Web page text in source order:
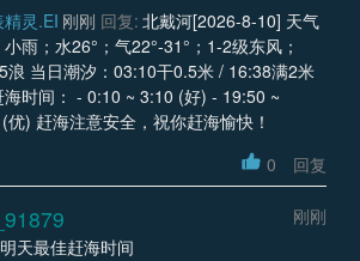
灵.EI 刚刚 回复: 北戴河[2026-8-10] 天气
雨；水26°；气22°-31°；1-2级东风；
浪 当日潮汐：03:10干0.5米 / 16:38满2米
海时间： - 0:10 ~ 3:10 (好) - 19:50 ~
优) 赶海注意安全，祝你赶海愉快！
0 回复
刚刚
天最佳赶海时间